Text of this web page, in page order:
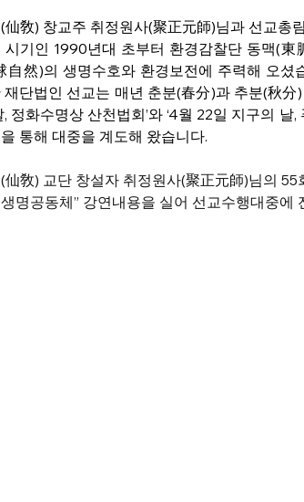
仙敎) 창교주 취정원사(聚正元師)님과 선교총
시기인 1990년대 초부터 환경감찰단 동맥(
自然)의 생명수호와 환경보전에 주력해 오셨
재단법인 선교는 매년 춘분(春分)과 추분(秋
, 정화수명상 산천법회’와 ‘4월 22일 지구의
통해 대중을 계도해 왔습니다.
仙敎) 교단 창설자 취정원사(聚正元師)님의
명공동체” 강연내용을 실어 선교수행대중에